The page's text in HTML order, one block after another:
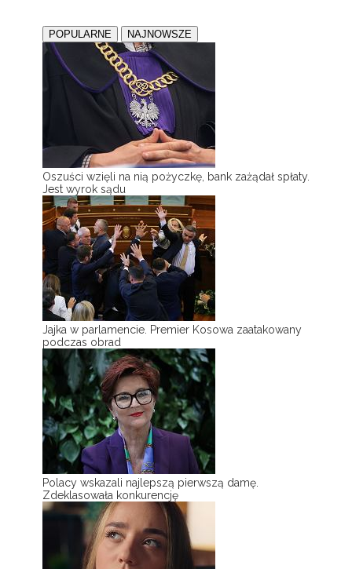
POPULARNE NAJNOWSZE
Oszuści wzięli na nią pożyczkę, bank zażądał spłaty.
Jest wyrok sądu
Jajka w parlamencie. Premier Kosowa zaatakowany
podczas obrad
Polacy wskazali najlepszą pierwszą damę.
Zdeklasowała konkurencję